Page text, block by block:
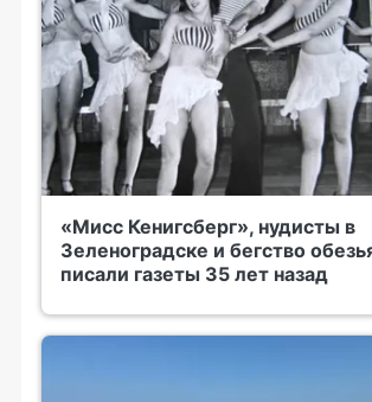
«Мисс Кенигсберг», нудисты в
Зеленоградске и бегство
писали газеты 35 лет назад